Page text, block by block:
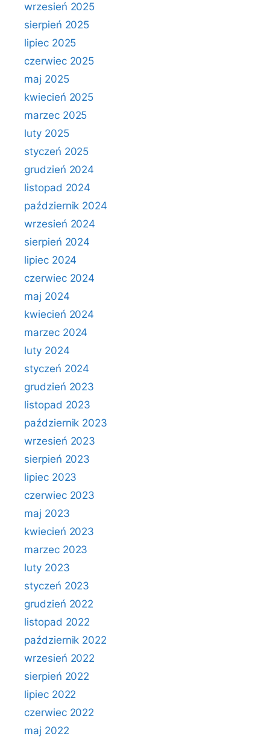
wrzesień 2025
sierpień 2025
lipiec 2025
czerwiec 2025
maj 2025
kwiecień 2025
marzec 2025
luty 2025
styczeń 2025
grudzień 2024
listopad 2024
październik 2024
wrzesień 2024
sierpień 2024
lipiec 2024
czerwiec 2024
maj 2024
kwiecień 2024
marzec 2024
luty 2024
styczeń 2024
grudzień 2023
listopad 2023
październik 2023
wrzesień 2023
sierpień 2023
lipiec 2023
czerwiec 2023
maj 2023
kwiecień 2023
marzec 2023
luty 2023
styczeń 2023
grudzień 2022
listopad 2022
październik 2022
wrzesień 2022
sierpień 2022
lipiec 2022
czerwiec 2022
maj 2022